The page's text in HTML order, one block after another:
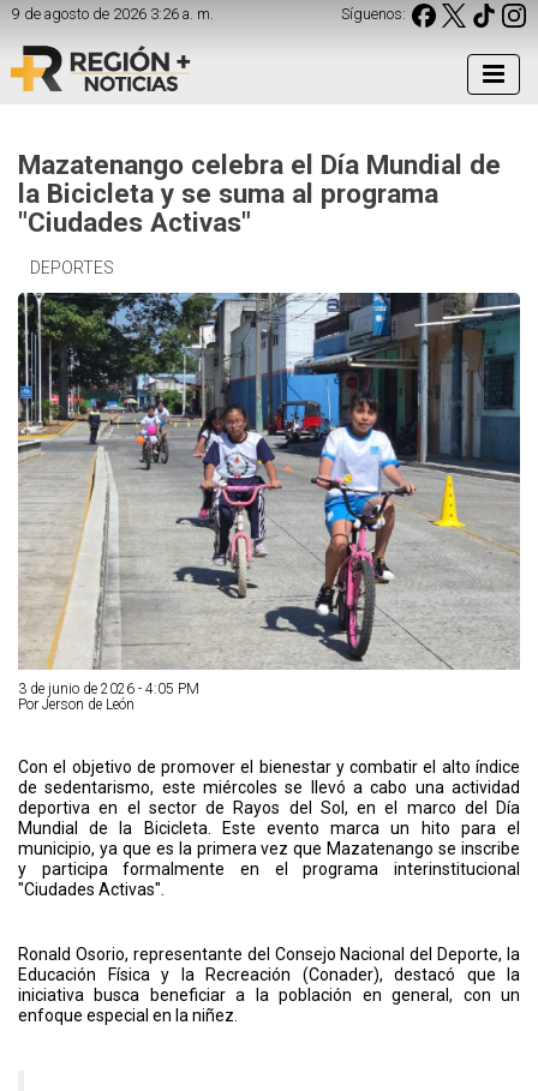
9 de agosto de 2026 3:26 a. m. Síguenos:
Mazatenango celebra el Día Mundial de
la Bicicleta y se suma al programa
"Ciudades Activas"
DEPORTES
3 de junio de 2026 - 4:05 PM
Por Jerson de León
Con el objetivo de promover el bienestar y combatir el alto índice
de sedentarismo, este miércoles se llevó a cabo una actividad
deportiva en el sector de Rayos del Sol, en el marco del Día
Mundial de la Bicicleta. Este evento marca un hito para el
municipio, ya que es la primera vez que Mazatenango se inscribe
y participa formalmente en el programa interinstitucional
"Ciudades Activas".
Ronald Osorio, representante del Consejo Nacional del Deporte, la
Educación Física y la Recreación (Conader), destacó que la
iniciativa busca beneficiar a la población en general, con un
enfoque especial en la niñez.